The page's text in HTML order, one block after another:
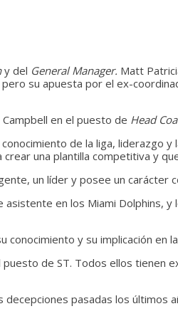
y del General Manager. Matt
su apuesta por el ex-
Campbell en el puesto de Head
de la liga, liderazgo
una plantilla competitiva y
un líder y posee un carácter
en los Miami Dolphins,
y su implicación en
de ST. Todos ellos
pasadas los últimos